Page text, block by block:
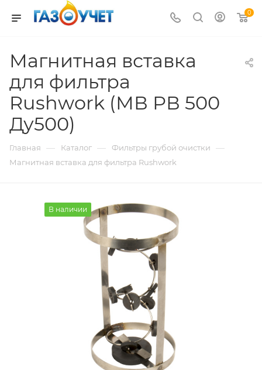
0
Магнитная вставка
для фильтра
Rushwork (МВ РВ 500
Ду500)
Главная — Каталог — Фильтры грубой очистки —
Магнитная вставка для фильтра Rushwork
В наличии